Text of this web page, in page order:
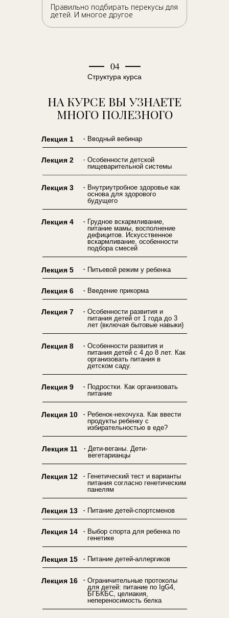
Правильно подбирать перекусы для
детей. И многое другое
НА КУРСЕ ВЫ УЗНАЕТЕ
04
Структура курса
МНОГО ПОЛЕЗНОГО
Лекция 1 Вводный вебинар
.
Лекция 3
Внутриутробное здоровье как
основа для здорового
будущего
.
Лекция 4
Грудное вскармливание,
питание мамы, восполнение
дефицитов. Искусственное
вскармливание, особенности
подбора смесей
.
Лекция 2
Особенности детской
пищеварительной системы
.
Лекция 8
Особенности развития и
питания детей с 4 до 8 лет. Как
организовать питания в
детском саду.
.
Лекция 9
Подростки. Как организовать
питание
.
Лекция 12
Генетический тест и варианты
питания согласно генетическим
панелям
.
Лекция 5 Питьевой режим у ребенка
.
Лекция 10
Ребенок-нехочуха. Как ввести
продукты ребенку с
избирательностью в еде?
.
Лекция 6 Введение прикорма
.
Лекция 16
Ограничительные протоколы
для детей: питание по IgG4,
БГБКБС, целиакия,
непереносимость белка
.
Лекция 7
Особенности развития и
питания детей от 1 года до 3
лет (включая бытовые навыки)
.
Лекция 14
Выбор спорта для ребенка по
генетике
.
Лекция 15 Питание детей-аллергиков
.
Лекция 11
Дети-веганы. Дети-
вегетарианцы
.
Лекция 13 Питание детей-спортсменов
.